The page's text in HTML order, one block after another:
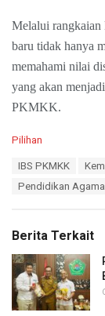
Melalui rangkaian
baru tidak hanya
memahami nilai
yang akan
PKMKK.
C
i
e
s
:
Pilihan
IBS PKMKK
Pendidikan Agama
Berita Terkait